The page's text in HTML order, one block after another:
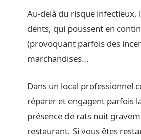
Au-delà du risque infectieux,
dents, qui poussent en
(provoquant parfois des
marchandises…
Dans un local professionnel
réparer et engagent parfois
présence de rats nuit
restaurant. Si vous êtes